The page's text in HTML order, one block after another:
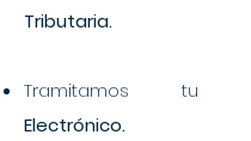
Tributaria.
Tramitamos tu
Electrónico.